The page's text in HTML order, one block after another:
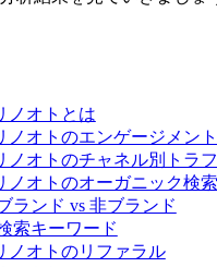
ノオトとは
ノオトのエンゲージメント
ノオトのチャネル別トラ
ノオトのオーガニック検索
ランド vs 非ブランド
索キーワード
ノオトのリファラル